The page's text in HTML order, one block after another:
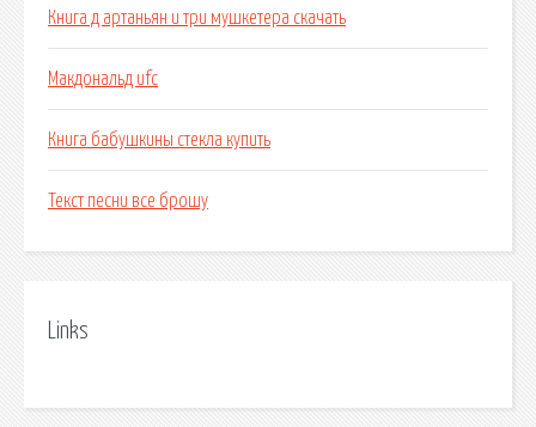
Книга д артаньян и три мушкетера скачать
Макдональд ufc
Книга бабушкины стекла купить
Текст песни все брошу
Links